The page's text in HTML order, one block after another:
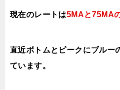
現在のレートは5MAと75MA
直近ボトムとピークにブルー
ています。